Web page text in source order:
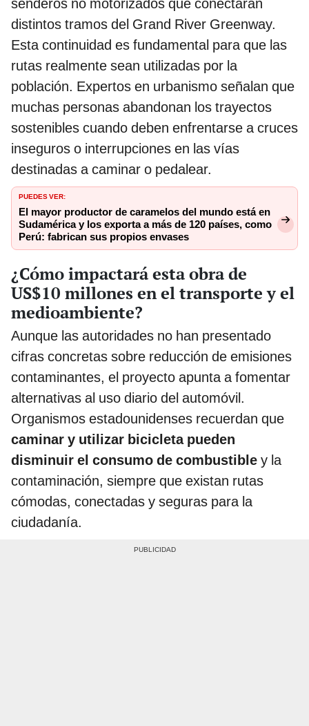
senderos no motorizados que conectarán
distintos tramos del Grand River Greenway.
Esta continuidad es fundamental para que las
rutas realmente sean utilizadas por la
población. Expertos en urbanismo señalan que
muchas personas abandonan los trayectos
sostenibles cuando deben enfrentarse a cruces
inseguros o interrupciones en las vías
destinadas a caminar o pedalear.
PUEDES VER:
El mayor productor de caramelos del mundo está en
Sudamérica y los exporta a más de 120 países, como
Perú: fabrican sus propios envases
¿Cómo impactará esta obra de
US$10 millones en el transporte y el
medioambiente?
Aunque las autoridades no han presentado
cifras concretas sobre reducción de emisiones
contaminantes, el proyecto apunta a fomentar
alternativas al uso diario del automóvil.
Organismos estadounidenses recuerdan que
caminar y utilizar bicicleta pueden
disminuir el consumo de combustible y la
contaminación, siempre que existan rutas
cómodas, conectadas y seguras para la
ciudadanía.